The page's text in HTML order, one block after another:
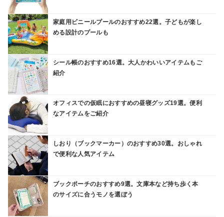
家庭用ビニールプールのおすすめ22選。子どもが楽し
める設計のプールも
シール帳のおすすめ16選。大人かわいいアイテムもご
紹介
オフィスでの仮眠におすすめの昼寝グッズ19選。便利
なアイテムをご紹介
しおり（ブックマーカー）のおすすめ30選。おしゃれ
で便利な人気アイテム
ブックポーチのおすすめ9選。文庫本など持ち歩く本
のサイズに合うモノを選ぼう